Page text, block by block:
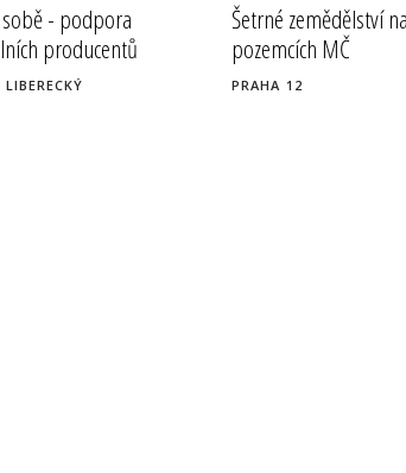
- podpora
producentů
LIBERECKÝ
Šetrné zemědělství na
pozemcích MČ
PRAHA 12